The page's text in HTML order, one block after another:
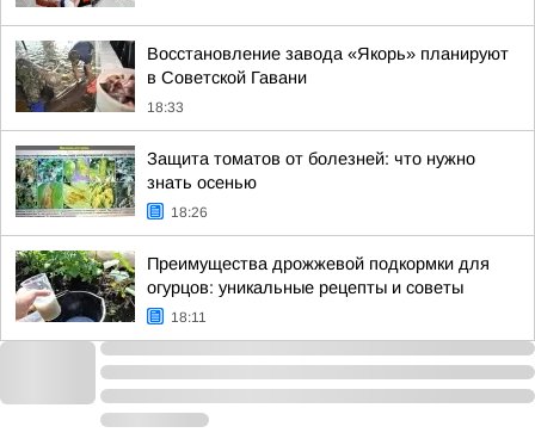
Восстановление завода «Якорь» планируют
в Советской Гавани
18:33
Защита томатов от болезней: что нужно
знать осенью
18:26
Преимущества дрожжевой подкормки для
огурцов: уникальные рецепты и советы
18:11